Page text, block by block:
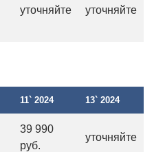
уточняйте уточняйте
11` 2024 13` 2024
39 990
руб.
уточняйте